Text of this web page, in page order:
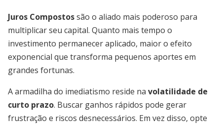
Juros Compostossão o aliado mais poderoso para
multiplicar seu capital. Quanto mais tempo o
investimento permanecer aplicado, maior o efeito
exponencial que transforma pequenos aportes em
grandes fortunas.
A armadilha do imediatismo reside na volatilidade de
curto prazo. Buscar ganhos rápidos pode gerar
frustração e riscos desnecessários. Em vez disso, opte